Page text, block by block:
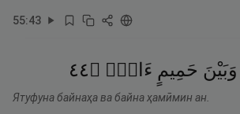
55:43
وَبَيْنَ حَمِيمٍ ءَانٍۢ ۝٤٤
Ятуфуна байнаҳа ва байна ҳамӣмин ан.